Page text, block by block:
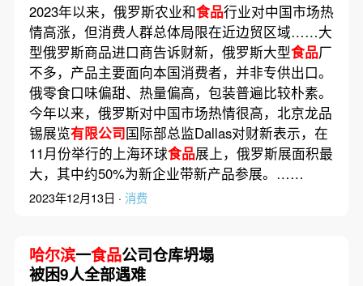
2023年以来，俄罗斯农业和食品行业对中国市场热
情高涨，但消费人群总体局限在近边贸区域……大
型俄罗斯商品进口商告诉财新，俄罗斯大型食品厂
不多，产品主要面向本国消费者，并非专供出口。
俄零食口味偏甜、热量偏高，包装普遍比较朴素。
今年以来，俄罗斯对中国市场热情很高，北京龙品
锡展览有限公司国际部总监Dallas对财新表示，在
11月份举行的上海环球食品展上，俄罗斯展面积最
大，其中约50%为新企业带新产品参展。……
2023年12月13日 · 消费
哈尔滨一食品公司仓库坍塌
被困9人全部遇难